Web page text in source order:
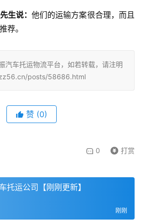
生说： 他们的运输方案很合理，而且
荐。
汽车托运物流平台，如若转载，请注明
posts/58686.html
赞 (0)
0 打赏
托运公司【刚刚更新】
刚刚